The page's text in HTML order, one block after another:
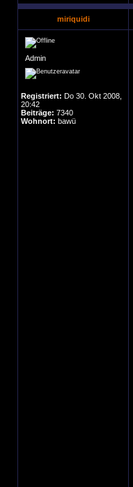
miriquidi
Admin
Registriert: Do 30. Okt 2008,
20:42
Beiträge: 7340
Wohnort: bawü